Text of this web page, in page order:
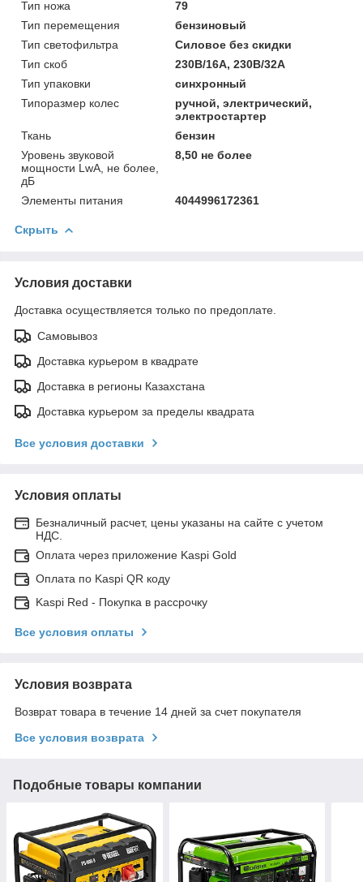
Тип ножа
79
Тип перемещения
бензиновый
Тип светофильтра
Силовое без скидки
Тип скоб
230В/16А, 230В/32А
Тип упaковки
синхронный
Типоразмер колес
ручной, электрический,
электростартер
Ткань
бензин
Уровень звуковой
мощности LwA, не более,
дБ
8,50 не более
Элементы питания 4044996172361
Скрыть
Условия доставки
Доставка осуществляется только по предоплате.
Самовывоз
Доставка курьером в квадрате
Доставка в регионы Казахстана
Доставка курьером за пределы квадрата
Все условия доставки
Условия оплаты
Безналичный расчет, цены указаны на сайте с учетом
НДС.
Оплата через приложение Kaspi Gold
Оплата по Kaspi QR коду
Kaspi Red - Покупка в рассрочку
Все условия оплаты
Условия возврата
Возврат товара в течение 14 дней за счет покупателя
Все условия возврата
Подобные товары компании